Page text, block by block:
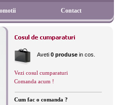
Contact
Aveti 0 produse in cos.
Vezi cosul cumparaturi
Comanda acum !
Cum fac o comanda ?